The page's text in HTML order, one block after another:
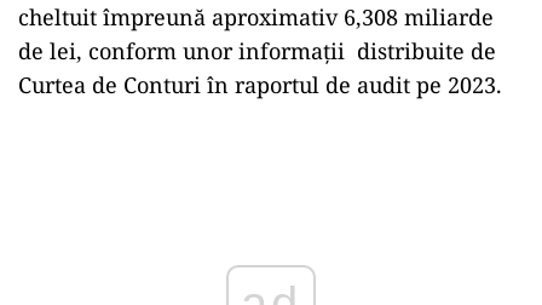
cheltuit împreună aproximativ 6,308 miliarde
de lei, conform unor informații distribuite de
Curtea de Conturi în raportul de audit pe 2023.